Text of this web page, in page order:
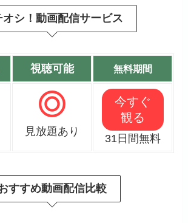
オシ！動画配信サービス
視聴可能 無料期間
見放題あり
今すぐ
観る
31日間無料
すすめ動画配信比較